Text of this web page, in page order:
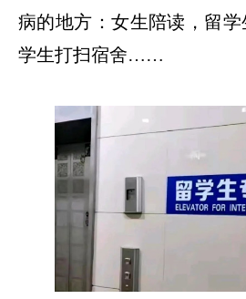
病的地方：女生陪读，留
学生打扫宿舍……